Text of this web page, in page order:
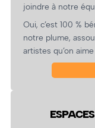
joindre à notre
Oui, c’est 100 %
notre plume,
artistes qu’on